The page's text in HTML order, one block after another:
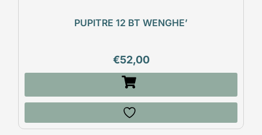
PUPITRE 12 BT WENGHE’
€52,00